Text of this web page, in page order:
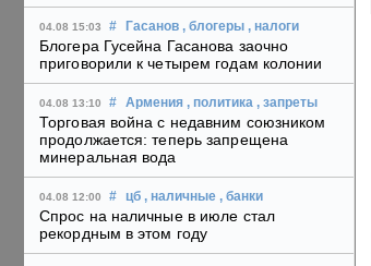
04.08 15:03 # Гасанов , блогеры , налоги
Блогера Гусейна Гасанова заочно
приговорили к четырем годам колонии
04.08 13:10 # Армения , политика , запреты
Торговая война с недавним союзником
продолжается: теперь запрещена
минеральная вода
04.08 12:00 # цб , наличные , банки
Спрос на наличные в июле стал
рекордным в этом году